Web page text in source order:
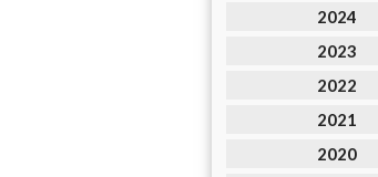
2024
2023
2022
2021
2020